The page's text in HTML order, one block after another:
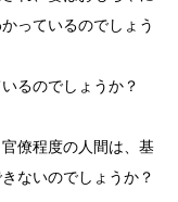
っているのでしょう
るのでしょうか？
僚程度の人間は、基
ないのでしょうか？